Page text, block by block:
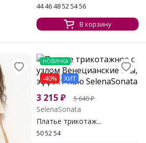
44 46 48 52 54 56
В корзину
НОВИНКА
-40% ХИТ
3 215 ₽ 5 640₽
SelenaSonata
Платье трикотаж...
50 52 54